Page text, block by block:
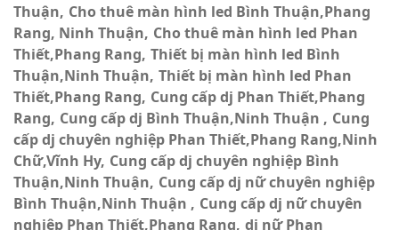
Thuận Cho thuê màn hình led Bình Thuận,Phang
Rang, Ninh Thuận Cho thuê màn hình led Phan
Thiết,Phang Rang Thiết bị màn hình led Bình
Thuận,Ninh Thuận Thiết bị màn hình led Phan
Thiết,Phang Rang Cung cấp dj Phan Thiết,Phang
Rang Cung cấp dj Bình Thuận,Ninh Thuận
Cung
cấp dj chuyên nghiệp Phan Thiết,Phang Rang,Ninh
Chữ,Vĩnh Hy Cung cấp dj chuyên nghiệp Bình
Thuận,Ninh Thuận Cung cấp dj nữ chuyên nghiệp
Bình Thuận,Ninh Thuận
Cung cấp dj nữ chuyên
nghiệp Phan Thiết,Phang Rang dj nữ Phan